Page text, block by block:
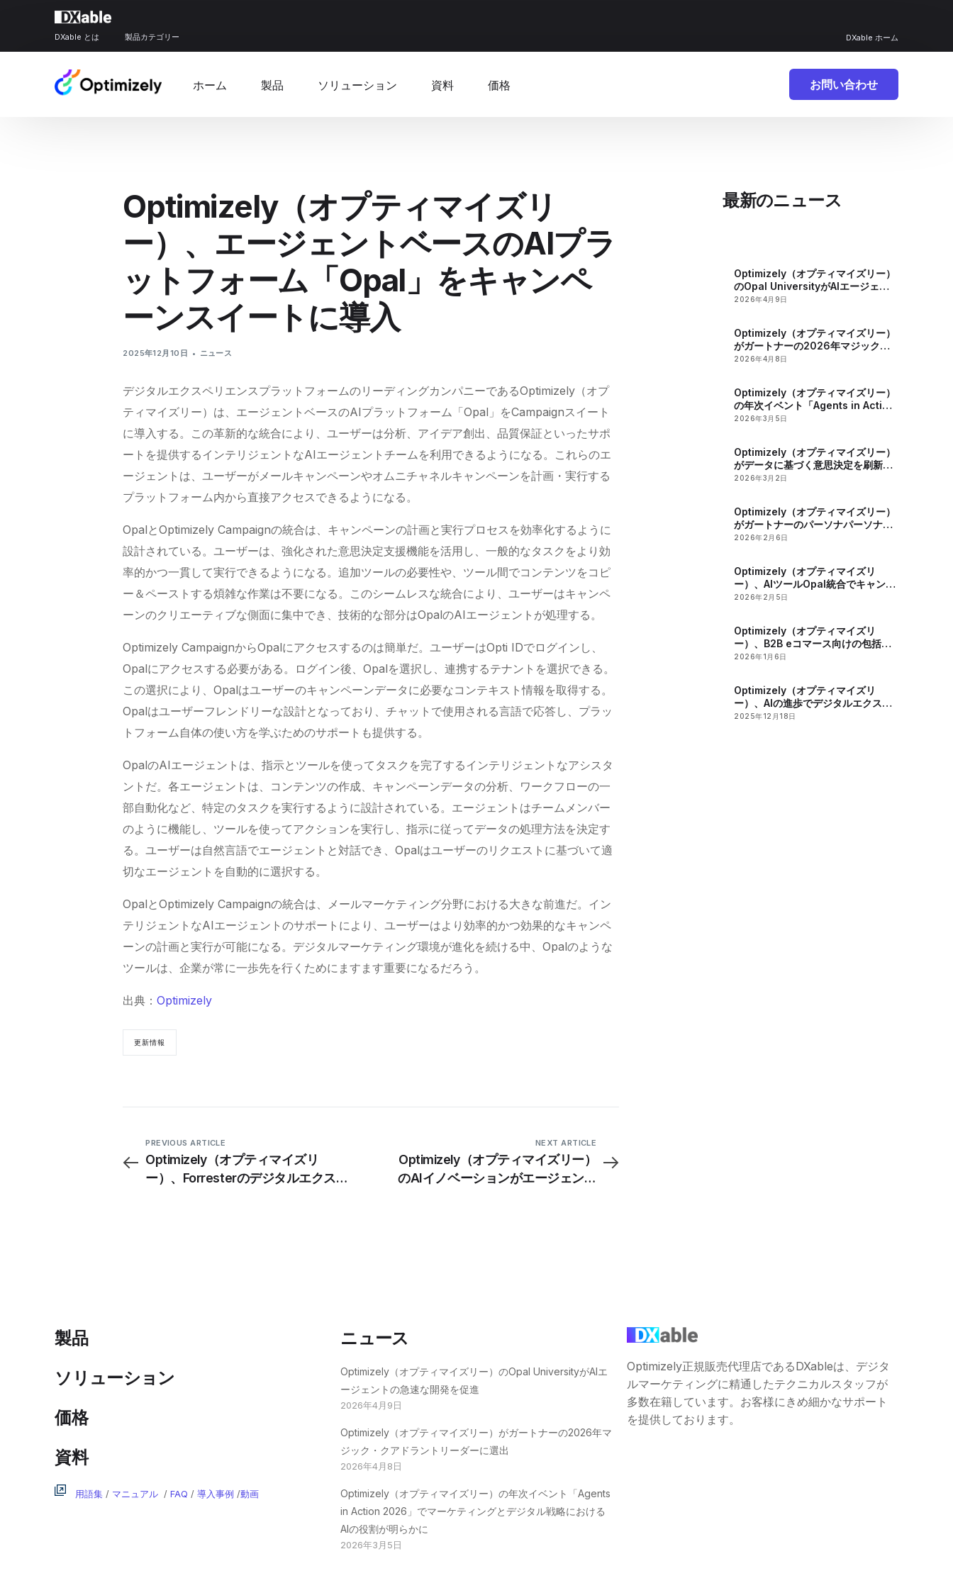
DXable とは 製品カテゴリー DXable ホーム
ホーム 製品 ソリューション 資料 価格 お問い合わせ
Optimizely（オプティマイズリ
ー）、エージェントベースのAIプラ
ットフォーム「Opal」をキャンペ
ーンスイートに導入
2025年12月10日 ニュース
デジタルエクスペリエンスプラットフォームのリーディングカンパニーであるOptimizely（オプ
ティマイズリー）は、エージェントベースのAIプラットフォーム「Opal」をCampaignスイート
に導入する。この革新的な統合により、ユーザーは分析、アイデア創出、品質保証といったサポ
ートを提供するインテリジェントなAIエージェントチームを利用できるようになる。これらのエ
ージェントは、ユーザーがメールキャンペーンやオムニチャネルキャンペーンを計画・実行する
プラットフォーム内から直接アクセスできるようになる。
OpalとOptimizely Campaignの統合は、キャンペーンの計画と実行プロセスを効率化するように
設計されている。ユーザーは、強化された意思決定支援機能を活用し、一般的なタスクをより効
率的かつ一貫して実行できるようになる。追加ツールの必要性や、ツール間でコンテンツをコピ
ー＆ペーストする煩雑な作業は不要になる。このシームレスな統合により、ユーザーはキャンペ
ーンのクリエーティブな側面に集中でき、技術的な部分はOpalのAIエージェントが処理する。
Optimizely CampaignからOpalにアクセスするのは簡単だ。ユーザーはOpti IDでログインし、
Opalにアクセスする必要がある。ログイン後、Opalを選択し、連携するテナントを選択できる。
この選択により、Opalはユーザーのキャンペーンデータに必要なコンテキスト情報を取得する。
Opalはユーザーフレンドリーな設計となっており、チャットで使用される言語で応答し、プラッ
トフォーム自体の使い方を学ぶためのサポートも提供する。
OpalのAIエージェントは、指示とツールを使ってタスクを完了するインテリジェントなアシスタ
ントだ。各エージェントは、コンテンツの作成、キャンペーンデータの分析、ワークフローの一
部自動化など、特定のタスクを実行するように設計されている。エージェントはチームメンバー
のように機能し、ツールを使ってアクションを実行し、指示に従ってデータの処理方法を決定す
る。ユーザーは自然言語でエージェントと対話でき、Opalはユーザーのリクエストに基づいて適
切なエージェントを自動的に選択する。
OpalとOptimizely Campaignの統合は、メールマーケティング分野における大きな前進だ。イン
テリジェントなAIエージェントのサポートにより、ユーザーはより効率的かつ効果的なキャンペ
ーンの計画と実行が可能になる。デジタルマーケティング環境が進化を続ける中、Opalのような
ツールは、企業が常に一歩先を行くためにますます重要になるだろう。
出典：Optimizely
更新情報
PREVIOUS ARTICLE
Optimizely（オプティマイズリ
ー）、Forresterのデジタルエクスペ
NEXT ARTICLE
Optimizely（オプティマイズリー）
のAIイノベーションがエージェント
最新のニュース
Optimizely（オプティマイズリー）
のOpal UniversityがAIエージェン
トの急速な開発を促進
2026年4月9日
Optimizely（オプティマイズリー）
がガートナーの2026年マジック・
クアドラントリーダーに選出
2026年4月8日
Optimizely（オプティマイズリー）
の年次イベント「Agents in Action
2026」でマーケティングとデジタ
2026年3月5日
Optimizely（オプティマイズリー）
がデータに基づく意思決定を刷新す
る影響力探索ツールを発表
2026年3月2日
Optimizely（オプティマイズリー）
がガートナーのパーソナパーソナラ
イゼーションエンジン部門のマジッ
2026年2月6日
Optimizely（オプティマイズリ
ー）、AIツールOpal統合でキャンペ
ーン管理とコンテンツ最適化を強化
2026年2月5日
Optimizely（オプティマイズリ
ー）、B2B eコマース向けの包括的
なAI統合チェックリストを公開
2026年1月6日
Optimizely（オプティマイズリ
ー）、AIの進歩でデジタルエクスペ
リエンスを変革し、2025年に業界
2025年12月18日
製品
ソリューション
価格
資料
用語集 / マニュアル / FAQ / 導入事例 /動画
ニュース
Optimizely（オプティマイズリー）のOpal UniversityがAIエ
ージェントの急速な開発を促進
2026年4月9日
Optimizely（オプティマイズリー）がガートナーの2026年マ
ジック・クアドラントリーダーに選出
2026年4月8日
Optimizely（オプティマイズリー）の年次イベント「Agents
in Action 2026」でマーケティングとデジタル戦略における
AIの役割が明らかに
2026年3月5日
Optimizely正規販売代理店であるDXableは、デジタ
ルマーケティングに精通したテクニカルスタッフが
多数在籍しています。お客様にきめ細かなサポート
を提供しております。